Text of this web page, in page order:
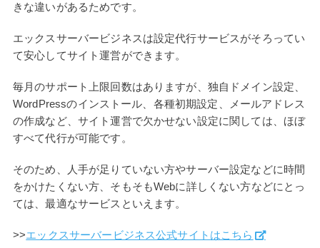
きな違いがあるためです。
エックスサーバービジネスは設定代行サービスがそろってい
て安心してサイト運営ができます。
毎月のサポート上限回数はありますが、独自ドメイン設定、
WordPressのインストール、各種初期設定、メールアドレス
の作成など、サイト運営で欠かせない設定に関しては、ほぼ
すべて代行が可能です。
そのため、人手が足りていない方やサーバー設定などに時間
をかけたくない方、そもそもWebに詳しくない方などにとっ
ては、最適なサービスといえます。
>>エックスサーバービジネス公式サイトはこちら